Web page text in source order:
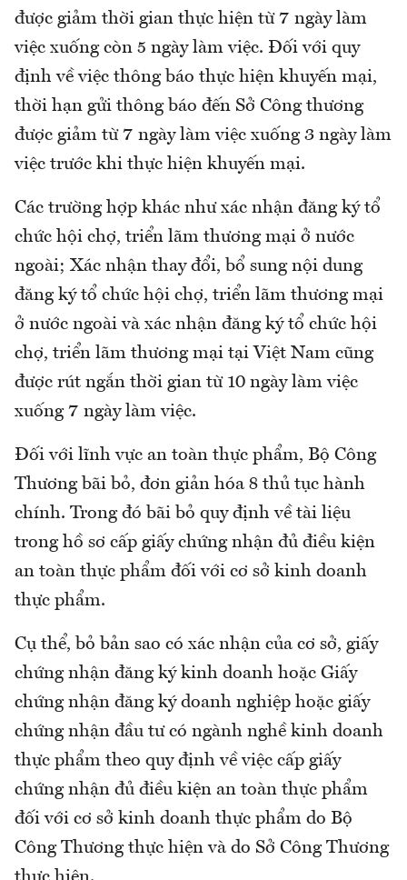
được giảm thời gian thực hiện từ 7 ngày làm
việc xuống còn 5 ngày làm việc. Đối với quy
định về việc thông báo thực hiện khuyến mại,
thời hạn gửi thông báo đến Sở Công thương
được giảm từ 7 ngày làm việc xuống 3 ngày làm
việc trước khi thực hiện khuyến mại.
Các trường hợp khác như xác nhận đăng ký tổ
chức hội chợ, triển lãm thương mại ở nước
ngoài; Xác nhận thay đổi, bổ sung nội dung
đăng ký tổ chức hội chợ, triển lãm thương mại
ở nước ngoài và xác nhận đăng ký tổ chức hội
chợ, triển lãm thương mại tại Việt Nam cũng
được rút ngắn thời gian từ 10 ngày làm việc
xuống 7 ngày làm việc.
Đối với lĩnh vực an toàn thực phẩm, Bộ Công
Thương bãi bỏ, đơn giản hóa 8 thủ tục hành
chính. Trong đó bãi bỏ quy định về tài liệu
trong hồ sơ cấp giấy chứng nhận đủ điều kiện
an toàn thực phẩm đối với cơ sở kinh doanh
thực phẩm.
Cụ thể, bỏ bản sao có xác nhận của cơ sở, giấy
chứng nhận đăng ký kinh doanh hoặc Giấy
chứng nhận đăng ký doanh nghiệp hoặc giấy
chứng nhận đầu tư có ngành nghề kinh doanh
thực phẩm theo quy định về việc cấp giấy
chứng nhận đủ điều kiện an toàn thực phẩm
đối với cơ sở kinh doanh thực phẩm do Bộ
Công Thương thực hiện và do Sở Công Thương